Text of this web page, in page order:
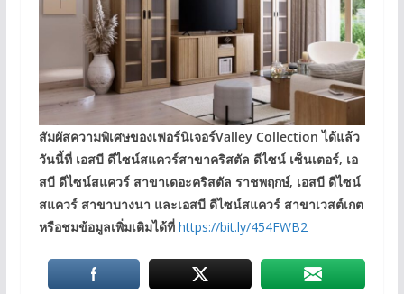
สัมผัสความพิเศษของเฟอร์นิเจอร์Valley Collection ได้แล้ว
วันนี้ที่ เอสบี ดีไซน์สแควร์สาขาคริสตัล ดีไซน์ เซ็นเตอร์, เอ
สบี ดีไซน์สแควร์ สาขาเดอะคริสตัล ราชพฤกษ์, เอสบี ดีไซน์
สแควร์ สาขาบางนา และเอสบี ดีไซน์สแควร์ สาขาเวสต์เกต
หรือชมข้อมูลเพิ่มเติมได้ที่ https://bit.ly/454FWB2